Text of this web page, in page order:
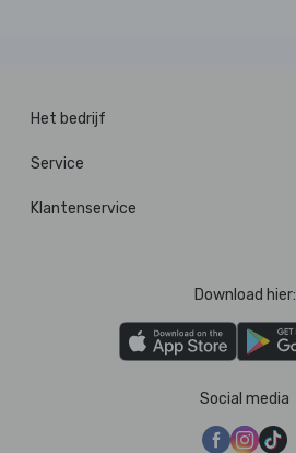
Het bedrijf
Service
Klantenservice
Download hier:
Social media